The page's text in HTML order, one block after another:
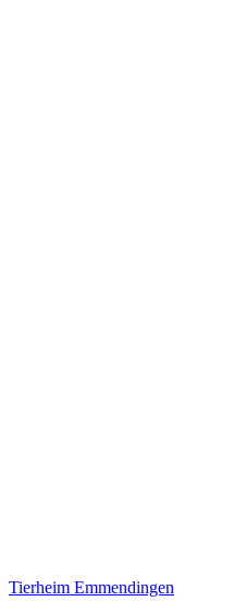
Tierheim Emmendingen